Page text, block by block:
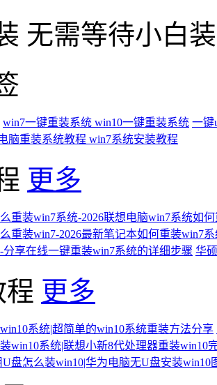
无需等待小白
win7一键重装系统 win10一键重装系统 一键
脑重装系统教程 win7系统安装教程
更多
重装win7系统-2026联想电脑win7系统如
重装win7-2026最新笔记本如何重装win7
享在线一键重装win7系统的详细步骤 华
程 更多
系统|超简单的win10系统重装方法分享
win10系统|联想小新8代处理器重装win10
盘怎么装win10|华为电脑无U盘安装win10